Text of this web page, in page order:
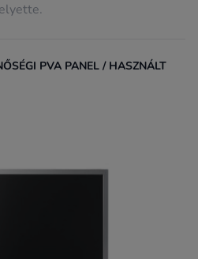
PVA PANEL / HASZNÁLT